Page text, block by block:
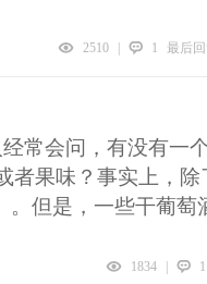
最后
1
2510
常会问，有没有一
者果味？事实上，
。但是，一些干葡
1
1834